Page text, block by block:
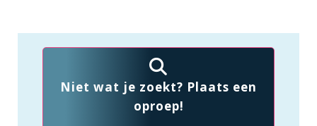
Niet wat je zoekt? Plaats een
oproep!